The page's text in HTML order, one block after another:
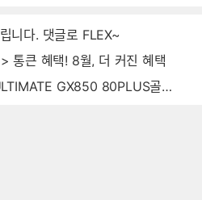
니다. 댓글로 FLEX~
통큰 혜택! 8월, 더 커진 혜택
80PLUS골드 풀모듈러 ATX3.0 블랙